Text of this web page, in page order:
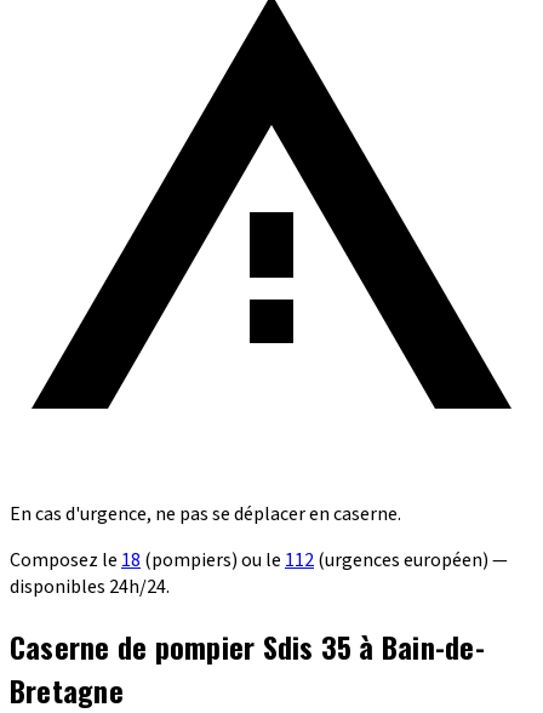
En cas d'urgence, ne pas se déplacer en caserne.
Composez le 18 (pompiers) ou le 112(urgences européen) —
disponibles 24h/24.
Caserne de pompier Sdis 35 à Bain-de-
Bretagne